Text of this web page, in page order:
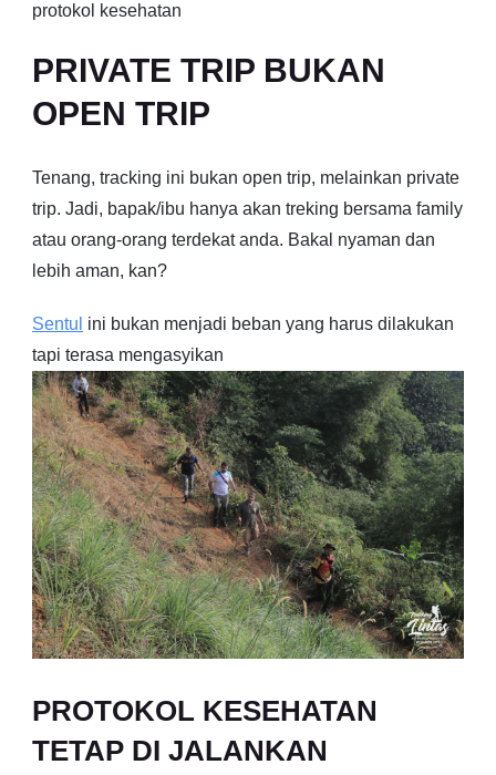
protokol kesehatan
PRIVATE TRIP BUKAN
OPEN TRIP
Tenang, tracking ini bukan open trip, melainkan private
trip. Jadi, bapak/ibu hanya akan treking bersama family
atau orang-orang terdekat anda. Bakal nyaman dan
lebih aman, kan?
Sentul ini bukan menjadi beban yang harus dilakukan
tapi terasa mengasyikan
PROTOKOL KESEHATAN
TETAP DI JALANKAN